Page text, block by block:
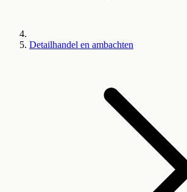
Detailhandel en ambachten